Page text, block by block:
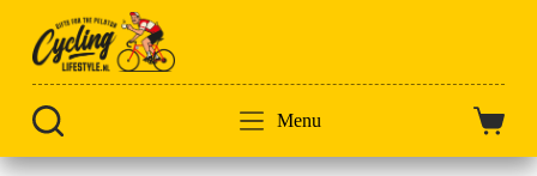
Inhalt
springen
Menu